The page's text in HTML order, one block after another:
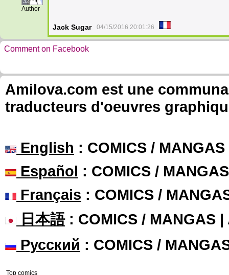
Author
Jack Sugar 04/15/2016 20:01:26
Comment on Facebook
Amilova.com est une
traducteurs d'oeuvres
English : COMICS /
Español : COMICS /
Français : COMICS /
日本語: COMICS / MANGAS |
Русский : COMICS /
Top comics